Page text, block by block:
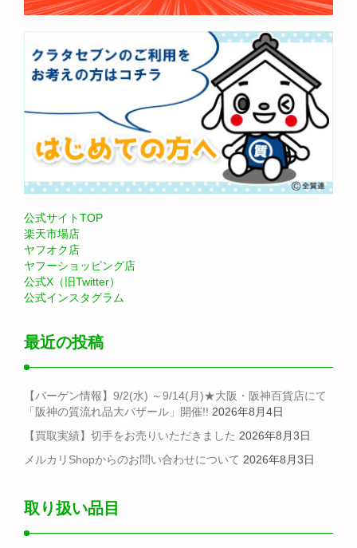
公式サイトTOP
楽天市場店
ヤフオク店
ヤフーショッピング店
公式X（旧Twitter）
公式インスタグラム
最近の投稿
【バーゲン情報】9/2(水) ～9/14(月)★大阪・阪神百貨店にて
「阪神の質流れ品大バザール」開催!! 2026年8月4日
【買取実績】切手をお売りいただきました 2026年8月3日
メルカリShopからのお問い合わせについて 2026年8月3日
取り扱い品目